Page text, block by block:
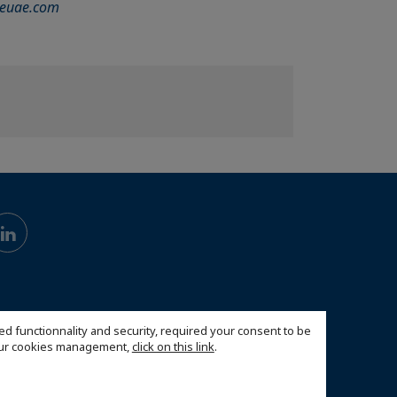
functionnality and security, required your consent to be
cookies management,click on this link.